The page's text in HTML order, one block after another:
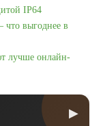
IP64
что выгоднее в
лучше онлайн-
▶